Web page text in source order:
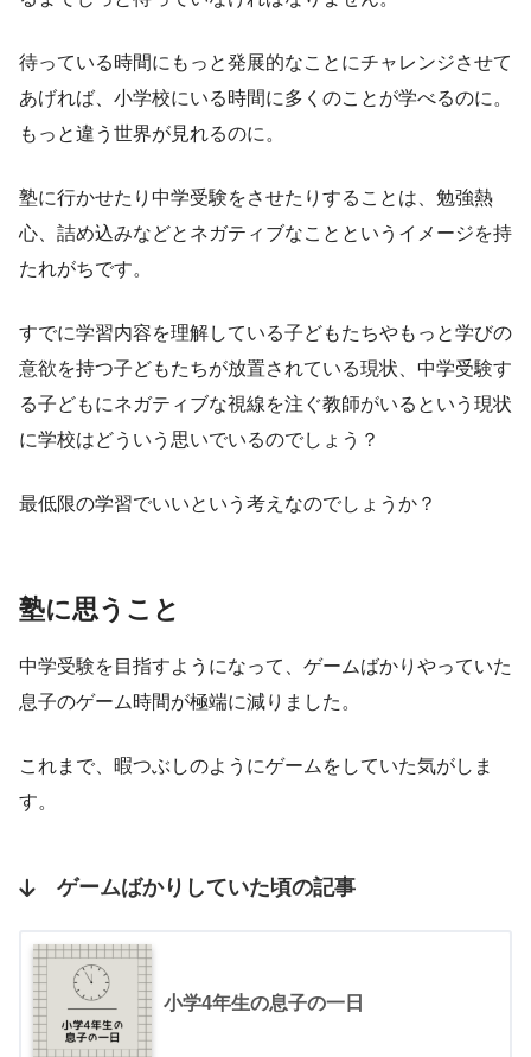
待っている時間にもっと発展的なことにチャレンジさせて
あげれば、小学校にいる時間に多くのことが学べるのに。
もっと違う世界が見れるのに。
塾に行かせたり中学受験をさせたりすることは、勉強熱
心、詰め込みなどとネガティブなことというイメージを持
たれがちです。
すでに学習内容を理解している子どもたちやもっと学びの
意欲を持つ子どもたちが放置されている現状、中学受験す
る子どもにネガティブな視線を注ぐ教師がいるという現状
に学校はどういう思いでいるのでしょう？
最低限の学習でいいという考えなのでしょうか？
塾に思うこと
中学受験を目指すようになって、ゲームばかりやっていた
息子のゲーム時間が極端に減りました。
これまで、暇つぶしのようにゲームをしていた気がしま
す。
ゲームばかりしていた頃の記事
小学4年生の息子の一日